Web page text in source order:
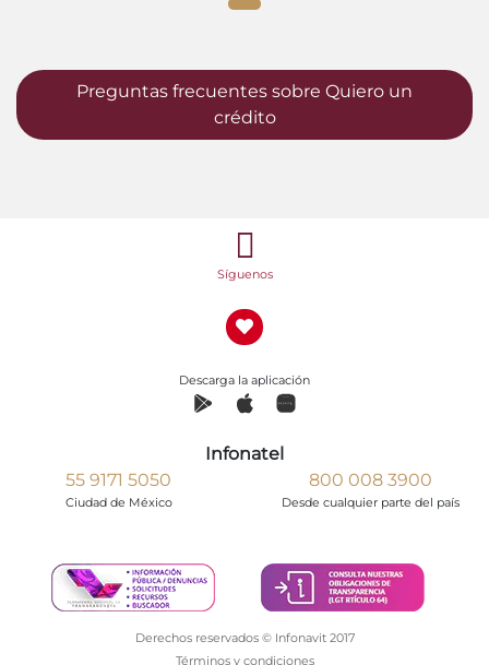
Preguntas frecuentes sobre Quiero un
crédito
Síguenos
Descarga la aplicación
Infonatel
55 9171 5050
Ciudad de México
800 008 3900
Desde cualquier parte del país
Derechos reservados © Infonavit 2017
Términos y condiciones